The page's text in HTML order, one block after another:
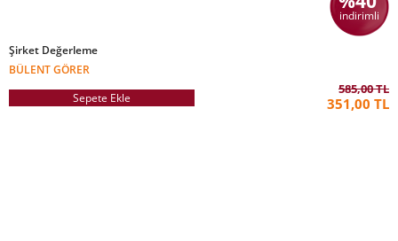
indirimli
Şirket Değerleme
BÜLENT GÖRER
Sepete Ekle
585,00 TL
351,00 TL